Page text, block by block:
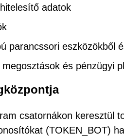
adatok
parancssori eszközökből
és pénzügyi
csatornákon keresztül
(TOKEN_BOT)